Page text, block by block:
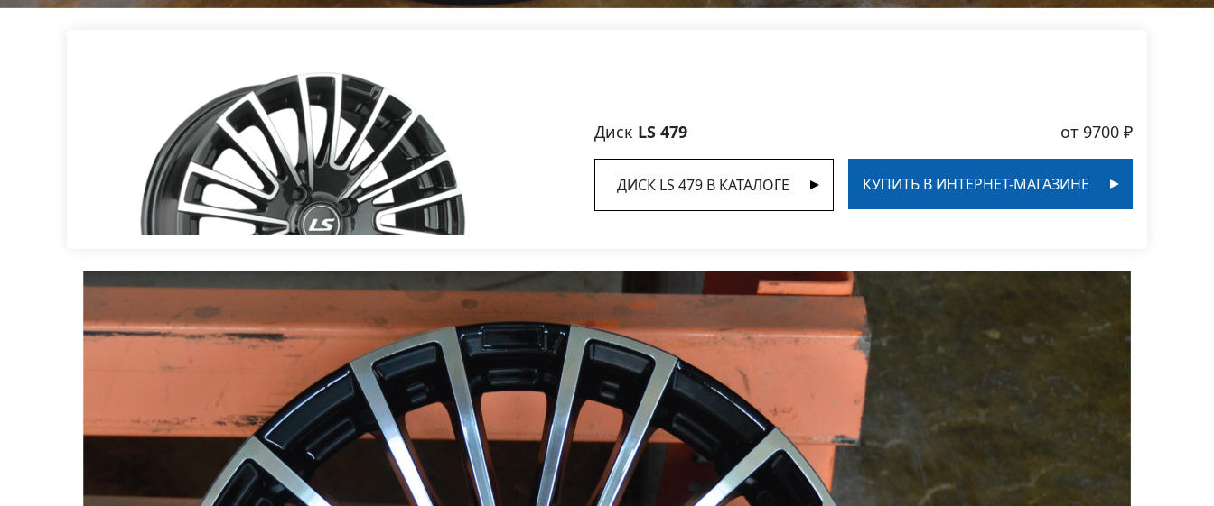
Диск LS 479 от 9700 ₽
ДИСК LS 479 В КАТАЛОГЕ КУПИТЬ В ИНТЕРНЕТ-МАГАЗИНЕ